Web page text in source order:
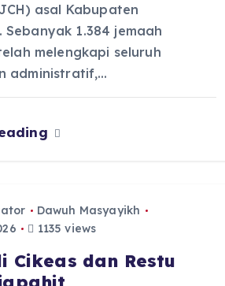
asal Kabupaten
Sebanyak 1.384 jemaah
melengkapi seluruh
administratif,…
Dawuh Masyayikh
1135 views
Cikeas dan Restu